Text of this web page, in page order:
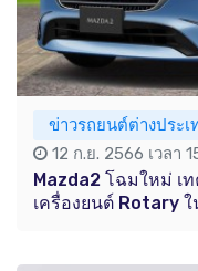
ข่าวรถยนต์ต่างประเ
12 ก.ย. 2566 เวลา
Mazda2 โฉมใหม่ เ
เครื่องยนต์ Rotary